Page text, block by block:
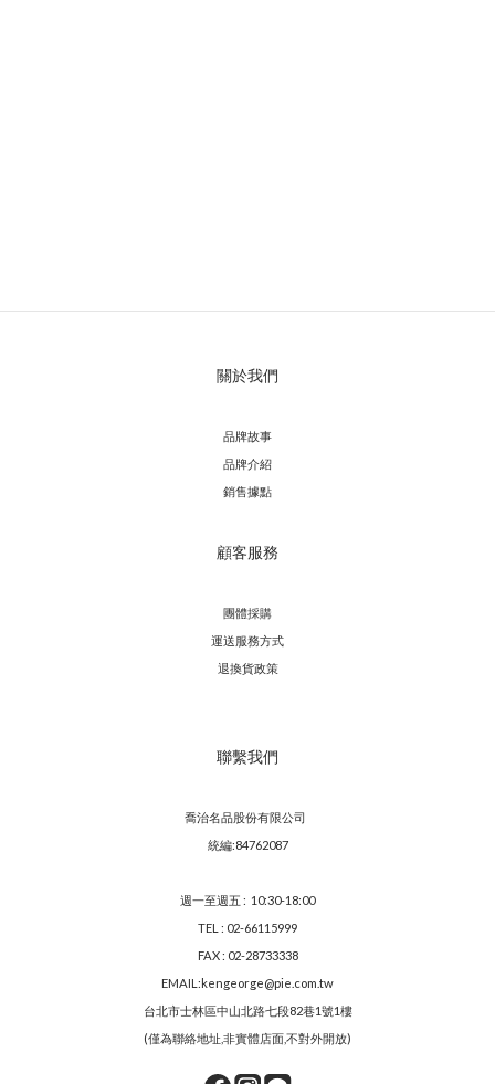
關於我們
品牌故事
品牌介紹
銷售據點
顧客服務
團體採購
運送服務方式
退換貨政策
聯繫我們
喬治名品股份有限公司
統編:84762087
週一至週五 : 10:30-18:00
TEL : 02-66115999
FAX : 02-28733338
EMAIL:kengeorge@pie.com.tw
台北市士林區中山北路七段82巷1號1樓
(僅為聯絡地址,非實體店面,不對外開放)